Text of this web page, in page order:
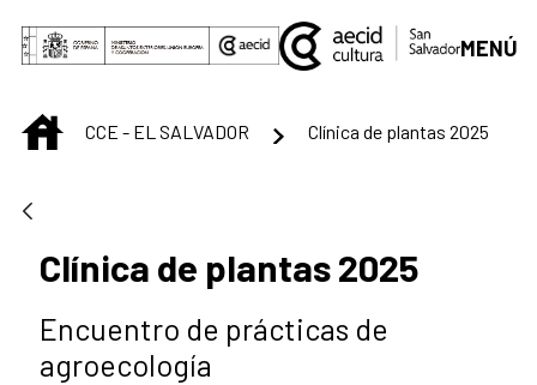
Saltar al contenido principal
MENÚ
INICIOCCE - EL SALVADOR Clínica de plantas 2025
Clínica de plantas 2025
Encuentro de prácticas de
agroecología